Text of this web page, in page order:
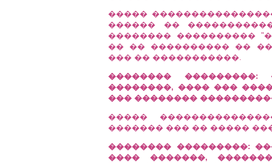
�����
������ ��
�������� ����������
�� �� ���������� ��
��� �� �����������.
��������
��������, ���� ���
��� ��������
�����
������� ��� �� �����
�������� ���������:
���� �������,